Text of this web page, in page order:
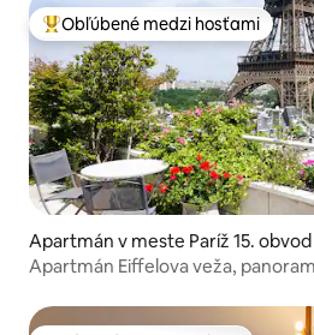
Najobľúbenejšie medzi hosťami
Obľúbené medzi hosťami
Apartmán v meste Paríž 15. obvod
Apartmán Eiffelova veža,